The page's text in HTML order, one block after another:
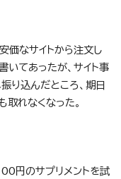
価なサイトから注文し
いてあったが、サイト事
り込んだところ、期日
れなくなった。
円のサプリメントを試